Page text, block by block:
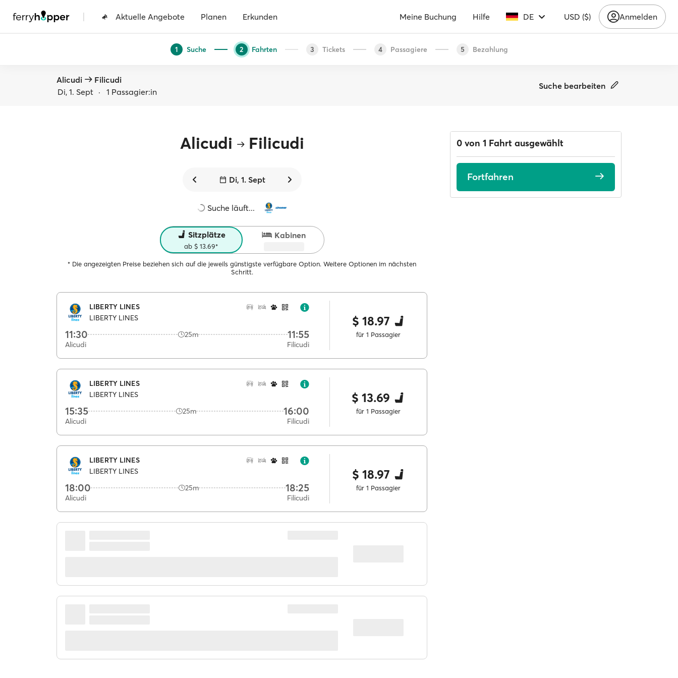
| Aktuelle Angebote Planen Erkunden Meine Buchung Hilfe DE USD ($) Anmelden
1 Suche 2 Fahrten 3 Tickets 4 Passagiere 5 Bezahlung
Alicudi
Filicudi
Di, 1. Sept · 1 Passagier:in
Suche bearbeiten
Alicudi Filicudi
Di, 1. Sept
Suche läuft...
Sitzplätze
ab $ 13.69*
Kabinen
* Die angezeigten Preise beziehen sich auf die jeweils günstigste verfügbare Option. Weitere Optionen im nächsten
Schritt.
LIBERTY LINES
LIBERTY LINES
11:30 25m 11:55
Alicudi Filicudi
$ 18.97
für 1 Passagier
LIBERTY LINES
LIBERTY LINES
15:35 25m 16:00
Alicudi Filicudi
$ 13.69
für 1 Passagier
LIBERTY LINES
LIBERTY LINES
18:00 25m 18:25
Alicudi Filicudi
$ 18.97
für 1 Passagier
0 von 1 Fahrt ausgewählt
Fortfahren